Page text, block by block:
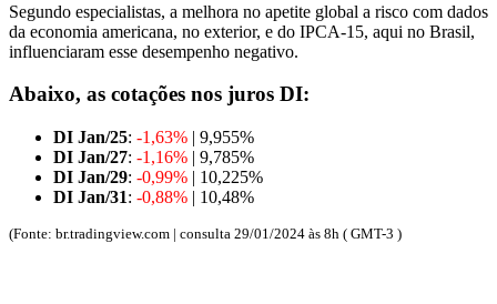
Segundo especialistas, a melhora no apetite global a risco com dados
da economia americana, no exterior, e do IPCA-15, aqui no Brasil,
influenciaram esse desempenho negativo.
Abaixo, as cotações nos juros DI:
DI Jan/25: -1,63% | 9,955%
DI Jan/27: -1,16% | 9,785%
DI Jan/29: -0,99% | 10,225%
DI Jan/31: -0,88% | 10,48%
(Fonte: br.tradingview.com | consulta 29/01/2024 às 8h ( GMT-3 )